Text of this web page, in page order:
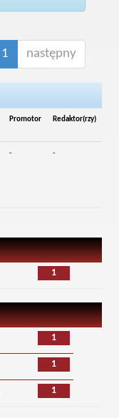
1 następny
Promotor Redaktor(rzy)
- -
1
1
1
1